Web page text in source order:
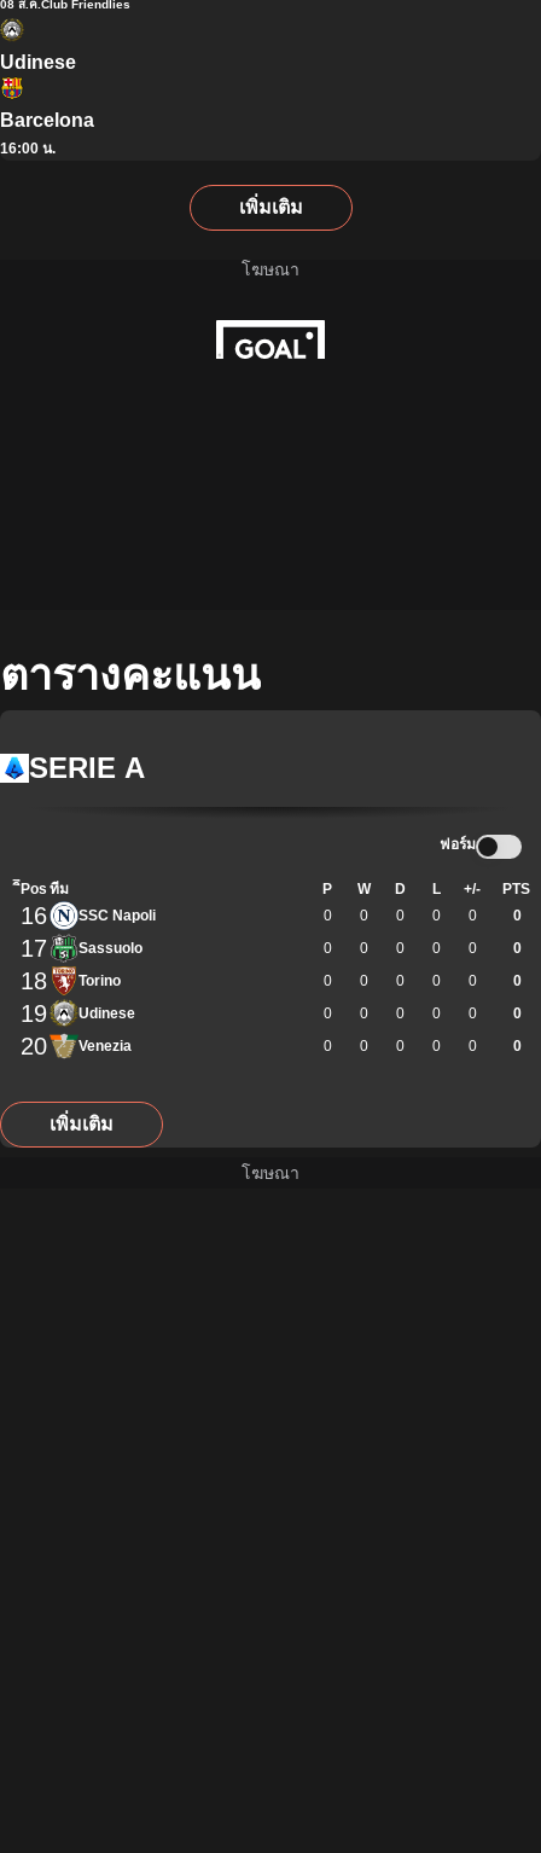
08 ส.ค. Club Friendlies
Udinese
Barcelona
16:00 น.
เพิ่มเติม
ตารางคะแนน
SERIE A
ฟอร์ม
ิีPos ทีม P W D L +/- PTS
16 SSC Napoli 0 0 0 0 0 0
17 Sassuolo 0 0 0 0 0 0
18 Torino 0 0 0 0 0 0
19 Udinese 0 0 0 0 0 0
20 Venezia 0 0 0 0 0 0
เพิ่มเติม